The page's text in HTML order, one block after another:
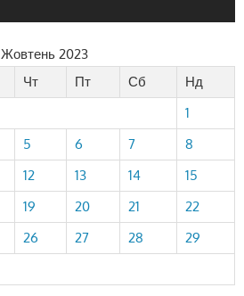
Жовтень 2023
Чт Пт Сб
Нд
1
5 6 7
8
12 13 14
15
19 20 21
22
26 27 28
29